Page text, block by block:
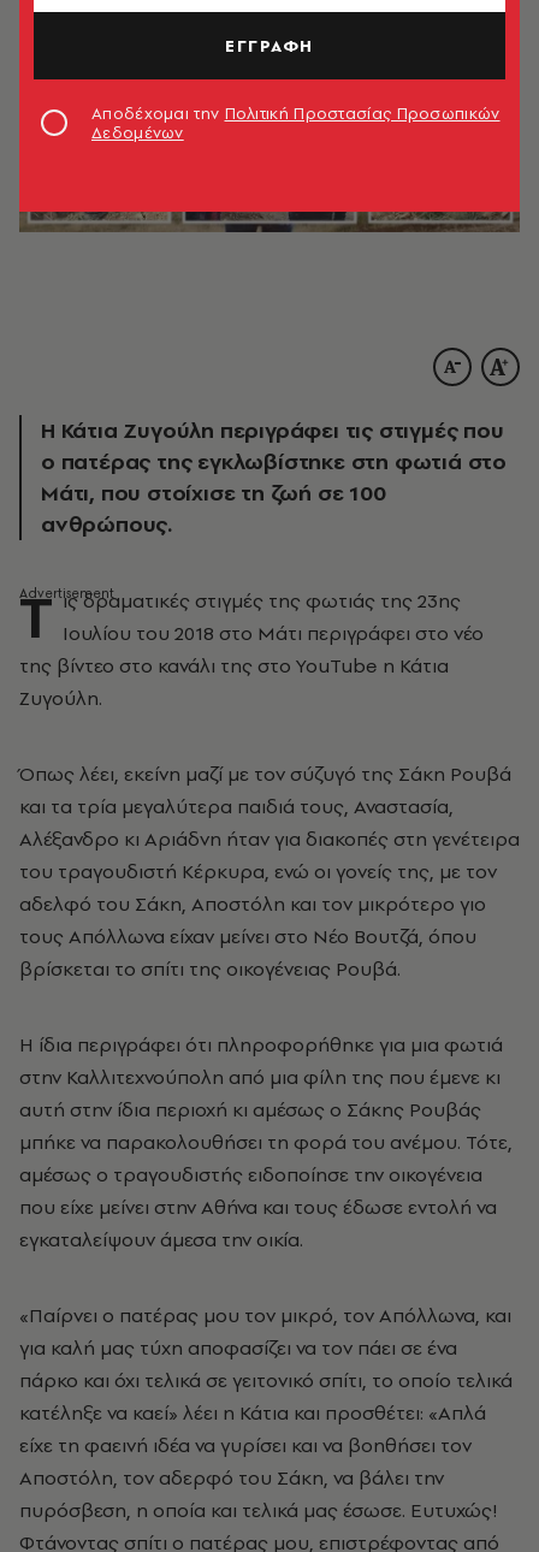
Η Κάτια Ζυγούλη περιγράφει τις στιγμές που
ο πατέρας της εγκλωβίστηκε στη φωτιά στο
Μάτι, που στοίχισε τη ζωή σε 100
ανθρώπους.
Τ ις δραματικές στιγμές της φωτιάς της 23ης
Ιουλίου του 2018 στο Μάτι περιγράφει στο νέο
της βίντεο στο κανάλι της στο YouTube η Κάτια
Ζυγούλη.
Όπως λέει, εκείνη μαζί με τον σύζυγό της Σάκη Ρουβά
και τα τρία μεγαλύτερα παιδιά τους, Αναστασία,
Αλέξανδρο κι Αριάδνη ήταν για διακοπές στη γενέτειρα
του τραγουδιστή Κέρκυρα, ενώ οι γονείς της, με τον
αδελφό του Σάκη, Αποστόλη και τον μικρότερο γιο
τους Απόλλωνα είχαν μείνει στο Νέο Βουτζά, όπου
βρίσκεται το σπίτι της οικογένειας Ρουβά.
Η ίδια περιγράφει ότι πληροφορήθηκε για μια φωτιά
στην Καλλιτεχνούπολη από μια φίλη της που έμενε κι
αυτή στην ίδια περιοχή κι αμέσως ο Σάκης Ρουβάς
μπήκε να παρακολουθήσει τη φορά του ανέμου. Τότε,
αμέσως ο τραγουδιστής ειδοποίησε την οικογένεια
που είχε μείνει στην Αθήνα και τους έδωσε εντολή να
εγκαταλείψουν άμεσα την οικία.
«Παίρνει ο πατέρας μου τον μικρό, τον Απόλλωνα, και
για καλή μας τύχη αποφασίζει να τον πάει σε ένα
πάρκο και όχι τελικά σε γειτονικό σπίτι, το οποίο τελικά
κατέληξε να καεί» λέει η Κάτια και προσθέτει: «Απλά
είχε τη φαεινή ιδέα να γυρίσει και να βοηθήσει τον
Αποστόλη, τον αδερφό του Σάκη, να βάλει την
πυρόσβεση, η οποία και τελικά μας έσωσε. Ευτυχώς!
Φτάνοντας σπίτι ο πατέρας μου, επιστρέφοντας από
ΕΓΓΡΑΦΗ
Αποδέχομαι την Πολιτική Προστασίας Προσωπικών
Δεδομένων